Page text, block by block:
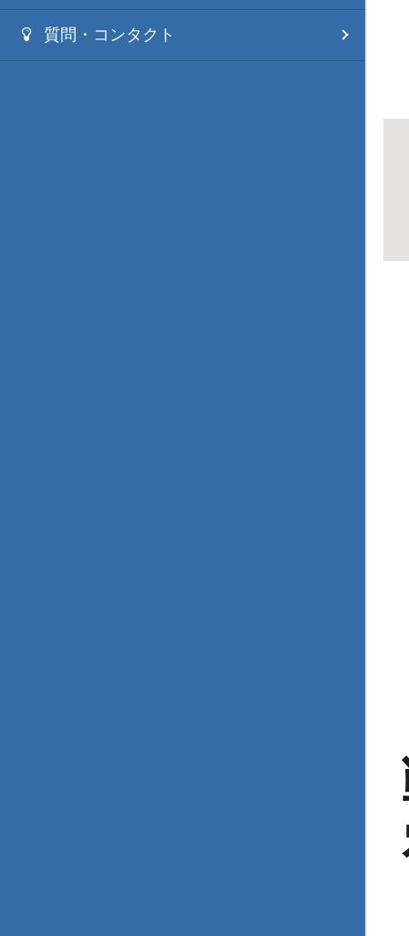
質問・コンタクト